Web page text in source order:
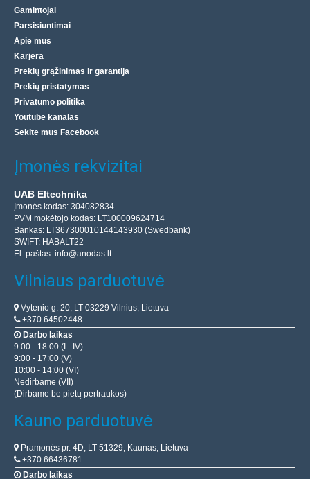
Gamintojai
Parsisiuntimai
Apie mus
Karjera
Prekių grąžinimas ir garantija
Prekių pristatymas
Privatumo politika
Youtube kanalas
Sekite mus Facebook
Įmonės rekvizitai
UAB Eltechnika
Įmonės kodas: 304082834
PVM mokėtojo kodas: LT100009624714
Bankas: LT367300010144143930 (Swedbank)
SWIFT: HABALT22
El. paštas: info@anodas.lt
Vilniaus parduotuvė
Vytenio g. 20, LT-03229 Vilnius, Lietuva
+370 64502448
Darbo laikas
9:00 - 18:00 (I - IV)
9:00 - 17:00 (V)
10:00 - 14:00 (VI)
Nedirbame (VII)
(Dirbame be pietų pertraukos)
Kauno parduotuvė
Pramonės pr. 4D, LT-51329, Kaunas, Lietuva
+370 66436781
Darbo laikas